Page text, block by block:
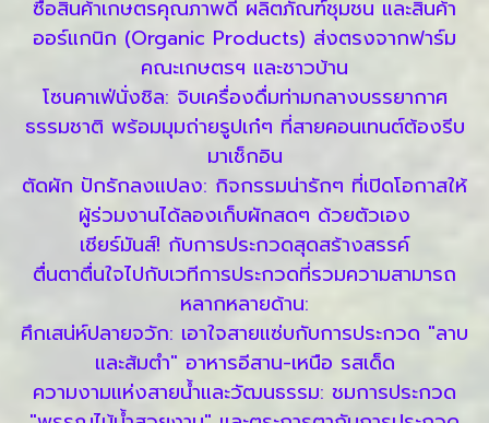
ซื้อสินค้าเกษตรคุณภาพดี ผลิตภัณฑ์ชุมชน และสินค้า
ออร์แกนิก (Organic Products) ส่งตรงจากฟาร์ม
คณะเกษตรฯ และชาวบ้าน
โซนคาเฟ่นั่งชิล: จิบเครื่องดื่มท่ามกลางบรรยากาศ
ธรรมชาติ พร้อมมุมถ่ายรูปเก๋ๆ ที่สายคอนเทนต์ต้องรีบ
มาเช็กอิน
ตัดผัก ปักรักลงแปลง: กิจกรรมน่ารักๆ ที่เปิดโอกาสให้
ผู้ร่วมงานได้ลองเก็บผักสดๆ ด้วยตัวเอง
เชียร์มันส์! กับการประกวดสุดสร้างสรรค์
ตื่นตาตื่นใจไปกับเวทีการประกวดที่รวมความสามารถ
หลากหลายด้าน:
ศึกเสน่ห์ปลายจวัก: เอาใจสายแซ่บกับการประกวด "ลาบ
และส้มตำ" อาหารอีสาน-เหนือ รสเด็ด
ความงามแห่งสายน้ำและวัฒนธรรม: ชมการประกวด